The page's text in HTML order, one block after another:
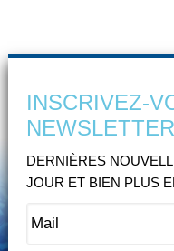
INSCRIVEZ-
NEWSLETTER
DERNIÈRES
JOUR ET BIEN PLUS